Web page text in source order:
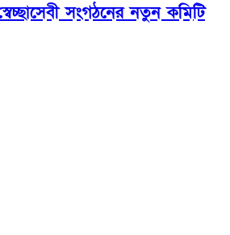
সংগঠনের নতুন কমিটি